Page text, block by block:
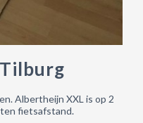
Albertheijn XXL is op 2
fietsafstand.